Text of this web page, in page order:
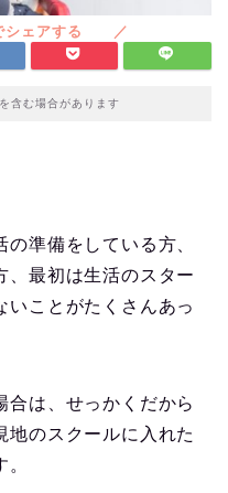
含む場合があります
準備をしている方、
、最初は生活のスター
いことがたくさんあっ
合は、せっかくだから
地のスクールに入れた